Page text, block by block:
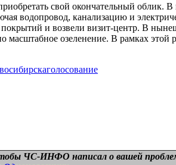
свой окончательный облик.
водопровод, канализацию и
покрытий и возвели визит-центр. В
масштабное озеленение. В рамках
голосование
ЧС-ИНФО написал о вашей